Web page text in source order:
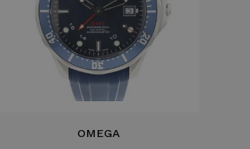
OMEGA